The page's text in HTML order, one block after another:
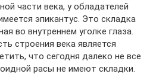
части века, у обладателей
эпикантус. Это складка
во внутреннем уголке глаза.
строения века является
что сегодня далеко не все
расы не имеют складки.